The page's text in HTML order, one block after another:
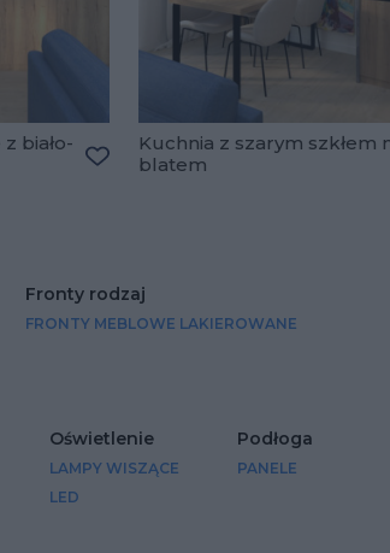
biało-
Kuchnia z szarym szkłem
blatem
Fronty rodzaj
FRONTY MEBLOWE LAKIEROWANE
Oświetlenie
LAMPY WISZĄCE
LED
Podłoga
PANELE